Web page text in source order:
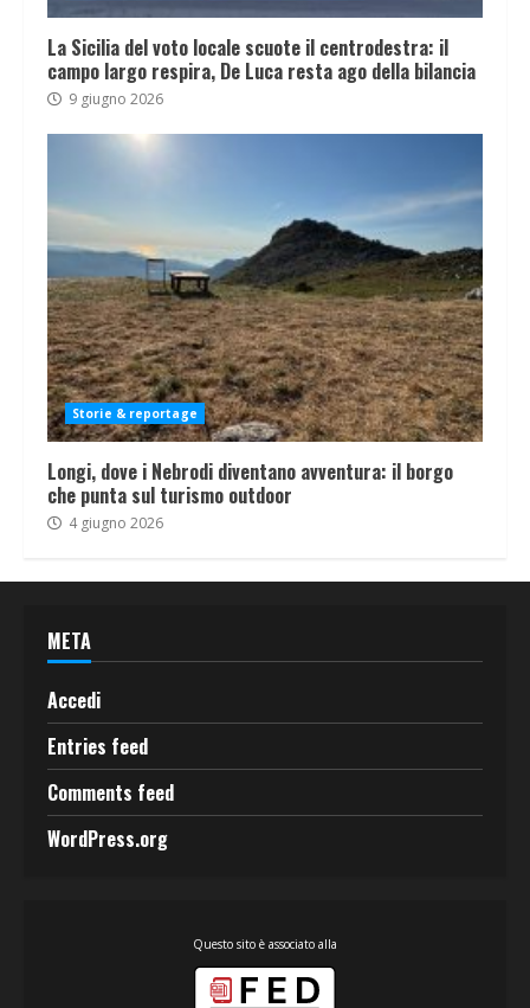
La Sicilia del voto locale scuote il centrodestra: il
campo largo respira, De Luca resta ago della bilancia
9 giugno 2026
Storie & reportage
Longi, dove i Nebrodi diventano avventura: il borgo
che punta sul turismo outdoor
4 giugno 2026
META
Accedi
Entries feed
Comments feed
WordPress.org
Questo sito è associato alla